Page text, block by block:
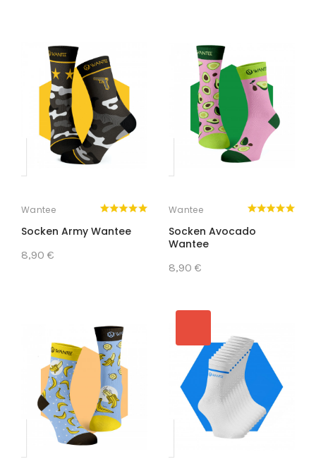
Wantee
Socken Army Wantee
8,90 €
Wantee
Socken Avocado
Wantee
8,90 €